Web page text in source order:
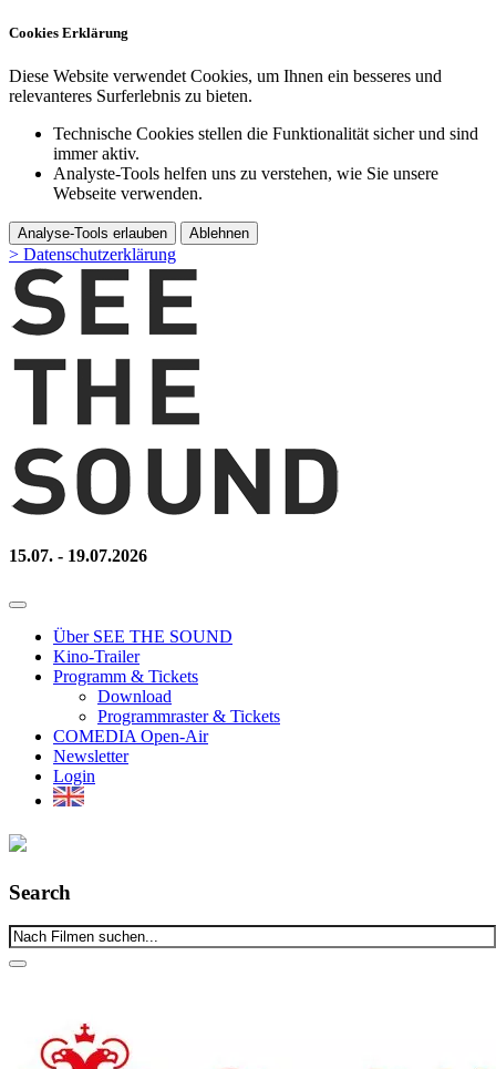
Cookies Erklärung
Diese Website verwendet Cookies, um Ihnen ein besseres und
relevanteres Surferlebnis zu bieten.
Technische Cookies stellen die Funktionalität sicher und sind
immer aktiv.
Analyste-Tools helfen uns zu verstehen, wie Sie unsere
Webseite verwenden.
Analyse-Tools erlauben Ablehnen
> Datenschutzerklärung
15.07. - 19.07.2026
Über SEE THE SOUND
Kino-Trailer
Programm & Tickets
Download
Programmraster & Tickets
COMEDIA Open-Air
Newsletter
Login
Search